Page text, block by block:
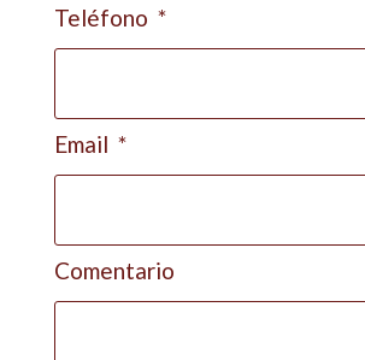
Teléfono
Email
Comentario